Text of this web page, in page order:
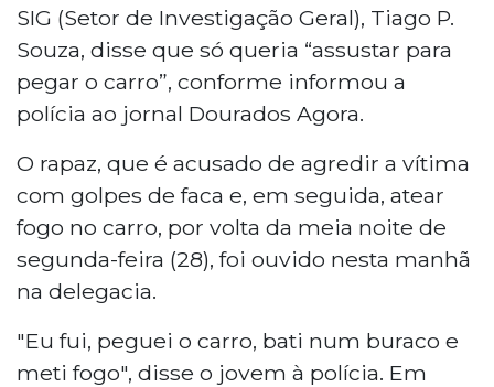
SIG (Setor de Investigação Geral), Tiago P.
Souza, disse que só queria “assustar para
pegar o carro”, conforme informou a
polícia ao jornal Dourados Agora.
O rapaz, que é acusado de agredir a vítima
com golpes de faca e, em seguida, atear
fogo no carro, por volta da meia noite de
segunda-feira (28), foi ouvido nesta manhã
na delegacia.
"Eu fui, peguei o carro, bati num buraco e
meti fogo", disse o jovem à polícia. Em